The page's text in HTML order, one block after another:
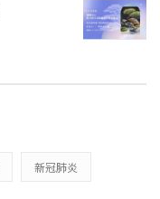
新冠肺炎